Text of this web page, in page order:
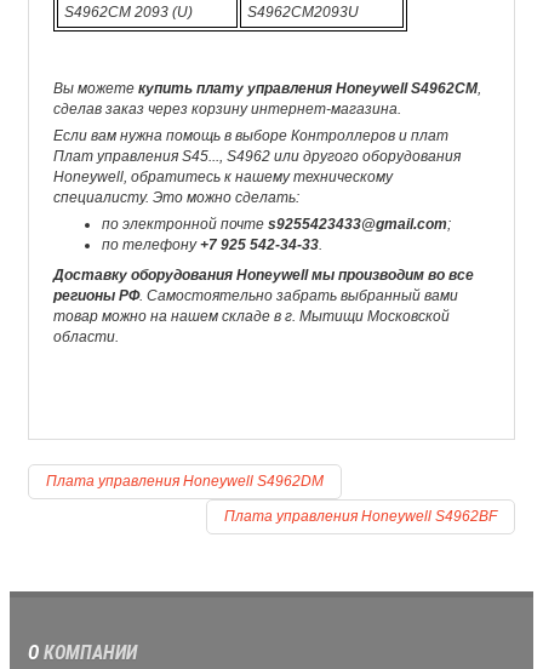
S4962CM 2093 (U)
S4962CM2093U
Вы можете купить плату управления Honeywell S4962CM
сделав заказ через корзину интернет-магазина.
Если вам нужна помощь в выборе Контроллеров и плат
Плат управления S45..., S4962 или другого оборудования
Honeywell, обратитесь к нашему техническому
специалисту. Это можно сделать:
по электронной почте s9255423433@gmail.com;
по телефону+7 925 542-34-33
Доставку оборудования Honeywell мы производим во все
регионы РФ. Самостоятельно забрать выбранный вами
товар можно на нашем складе в г. Мытищи Московской
области.
Плата управления Honeywell S4962DM
Плата управления Honeywell S4962BF
О КОМПАНИИ